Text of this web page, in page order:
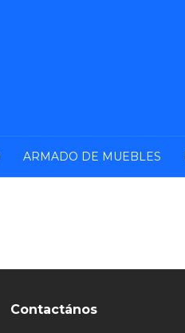
ARMADO DE MUEBLES
Contactános